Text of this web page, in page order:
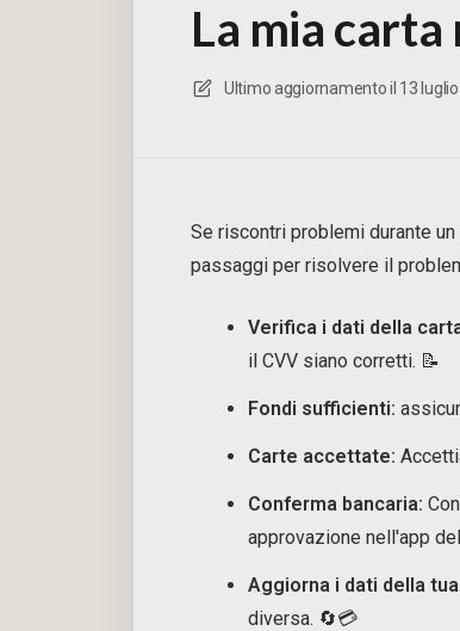
La mia
Ultimo aggiornamento il 13
Se riscontri problemi durante
passaggi per risolvere il
Verifica i dati della
il CVV siano corretti. 📝
Fondi sufficienti:
Carte accettate:
Conferma bancaria:
approvazione nell'app
Aggiorna i dati della
diversa. 🔄💳